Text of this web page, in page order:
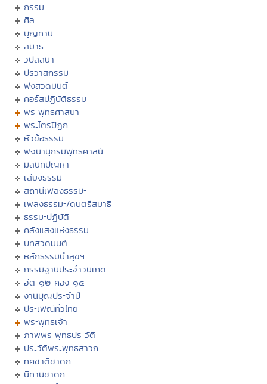
กรรม
ศีล
บุญทาน
สมาธิ
วิปัสสนา
ปริวาสกรรม
ฟังสวดมนต์
คอร์สปฏิบัติธรรม
พระพุทธศาสนา
พระไตรปิฏก
หัวข้อธรรม
พจนานุกรมพุทธศาสน์
มิลินทปัญหา
เสียงธรรม
สถานีเพลงธรรมะ
เพลงธรรมะ/ดนตรีสมาธิ
ธรรมะปฏิบัติ
คลังแสงแห่งธรรม
บทสวดมนต์
หลักธรรมนำสุขฯ
กรรมฐานประจำวันเกิด
ฮีต ๑๒ คอง ๑๔
งานบุญประจำปี
ประเพณีทั่วไทย
พระพุทธเจ้า
ภาพพระพุทธประวัติ
ประวัติพระพุทธสาวก
ทศชาติชาดก
นิทานชาดก